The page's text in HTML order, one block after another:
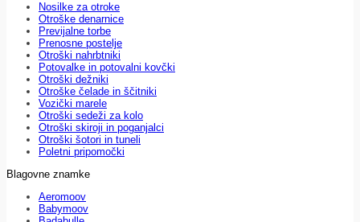
Nosilke za otroke
Otroške denarnice
Previjalne torbe
Prenosne postelje
Otroški nahrbtniki
Potovalke in potovalni kovčki
Otroški dežniki
Otroške čelade in ščitniki
Vozički marele
Otroški sedeži za kolo
Otroški skiroji in poganjalci
Otroški šotori in tuneli
Poletni pripomočki
Blagovne znamke
Aeromoov
Babymoov